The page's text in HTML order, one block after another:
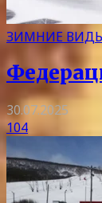
ЗИМНИЕ
30.07.2025
104